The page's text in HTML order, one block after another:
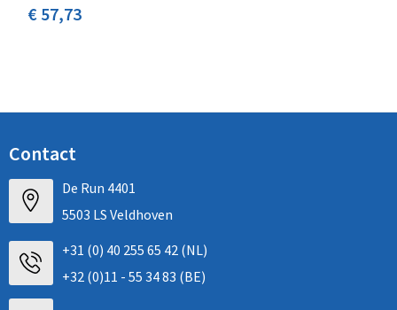
€ 57,73
Contact
De Run 4401
5503 LS Veldhoven
+31 (0) 40 255 65 42 (NL)
+32 (0)11 - 55 34 83 (BE)